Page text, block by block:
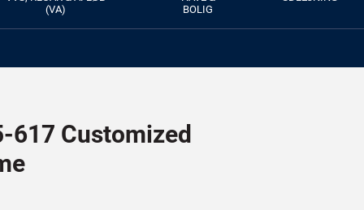
(VA)
BOLIG
617 Customized